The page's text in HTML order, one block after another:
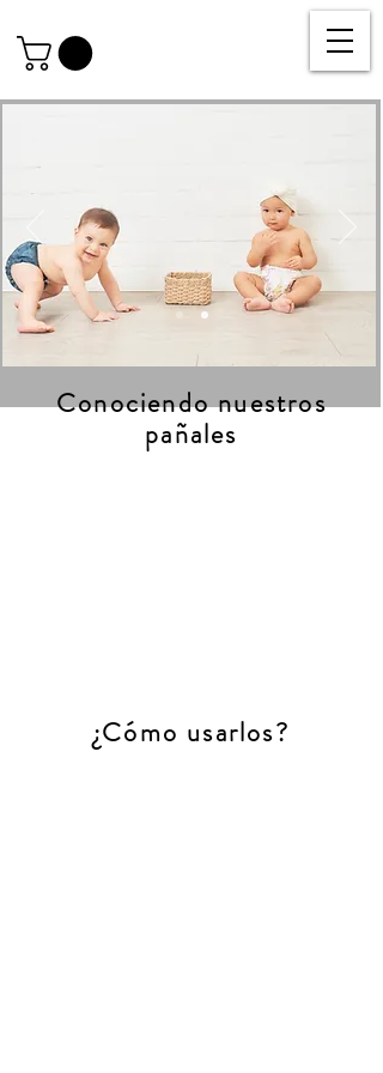
Conociendo nuestros
pañales
¿Cómo usarlos?